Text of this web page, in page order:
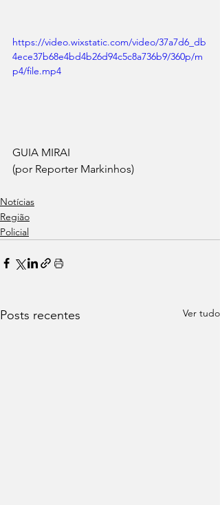
https://video.wixstatic.com/video/37a7d6_db
4ece37b68e4bd4b26d94c5c8a736b9/360p/m
p4/file.mp4
GUIA MIRAI
(por Reporter Markinhos)
Notícias
Região
Policial
Posts recentes Ver tudo